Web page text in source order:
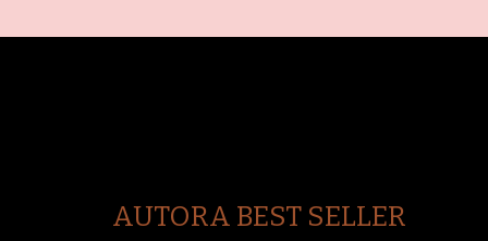
AUTORA BEST SELLER